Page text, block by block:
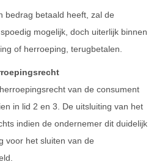
bedrag betaald heeft, zal de
mogelijk, doch uiterlijk binnen
of herroeping, terugbetalen.
van de consument
in lid 2 en 3. De uitsluiting van het
indien de ondernemer dit duidelijk
voor het sluiten van de